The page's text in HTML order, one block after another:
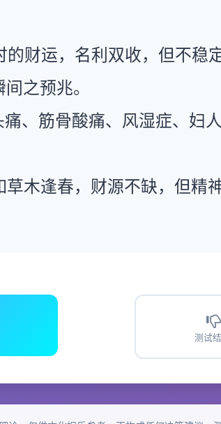
的财运，名利双收，但不稳
之预兆。
痛、筋骨酸痛、风湿症、妇
木逢春，财源不缺，但精
测试